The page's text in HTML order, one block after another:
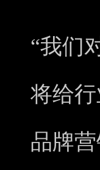
“我们
将给
品牌